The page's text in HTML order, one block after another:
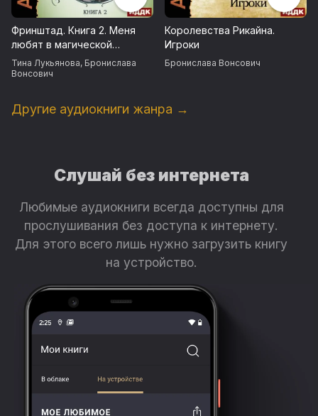
Фринштад. Книга 2. Меня
любят в магической
академии
Тина Лукьянова, Бронислава
Вонсович
Королевства Рикайна.
Игроки
Бронислава Вонсович
Другие аудиокниги жанра →
Слушай без интернета
Любимые аудиокниги всегда доступны для
прослушивания без доступа к интернету.
Для этого всего лишь нужно загрузить книгу
на устройство.